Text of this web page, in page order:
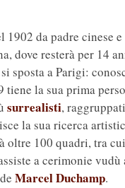
1902 da padre cinese
dove resterà per 14
sposta a Parigi:
tiene la sua prima
surrealisti,
la sua ricerca
oltre 100 quadri, tra cui
a cerimonie
Marcel Duchamp.